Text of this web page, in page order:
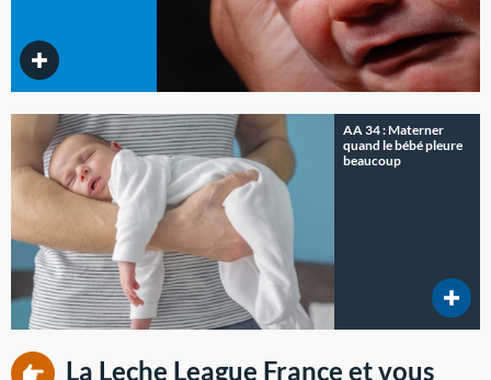
AA 34 : Materner
quand le bébé pleure
beaucoup
La Leche League France et vous